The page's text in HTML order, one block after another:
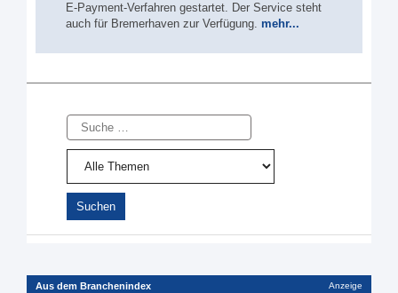
E-Payment-Verfahren gestartet. Der Service steht
auch für Bremerhaven zur Verfügung. mehr...
Suche
Aus dem Branchenindex Anzeige